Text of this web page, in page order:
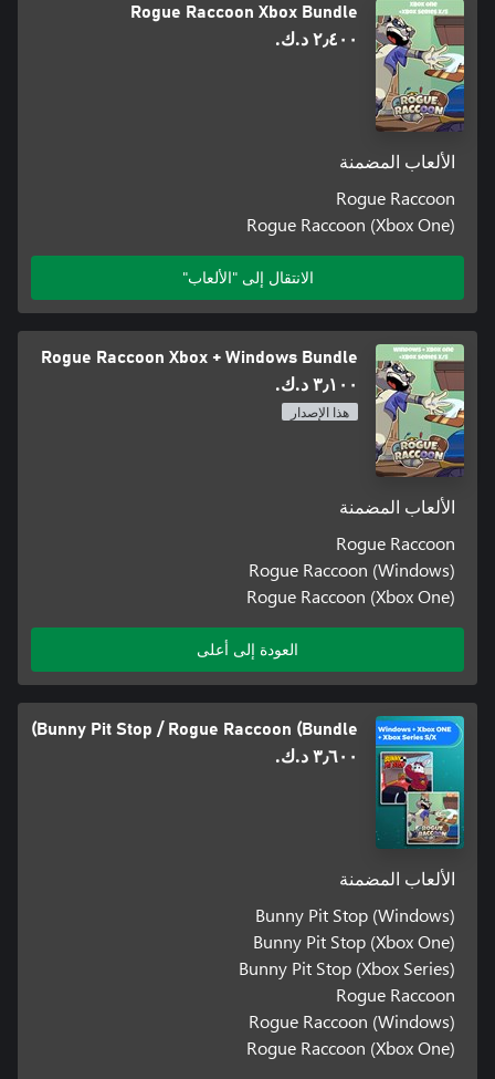
Rogue Raccoon Xbox Bundle
٢٫٤٠٠ د.ك.‏
الألعاب المضمنة
Rogue Raccoon
Rogue Raccoon (Xbox One)
الانتقال إلى "الألعاب"
Rogue Raccoon Xbox + Windows Bundle
٣٫١٠٠ د.ك.‏
هذا الإصدار
الألعاب المضمنة
Rogue Raccoon
Rogue Raccoon (Windows)
Rogue Raccoon (Xbox One)
العودة إلى أعلى
Bunny Pit Stop / Rogue Raccoon (Bundle)
٣٫٦٠٠ د.ك.‏
الألعاب المضمنة
Bunny Pit Stop (Windows)
Bunny Pit Stop (Xbox One)
Bunny Pit Stop (Xbox Series)
Rogue Raccoon
Rogue Raccoon (Windows)
Rogue Raccoon (Xbox One)